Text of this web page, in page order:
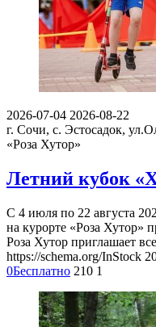
2026-07-04 2026-08-22
г. Сочи, с. Эстосадок,
«Роза Хутор»
Летний кубок
С 4 июля по 22 августа
на курорте «Роза Хутор»
Роза Хутор приглашает
https://schema.org/InStock
0Бесплатно 210 1